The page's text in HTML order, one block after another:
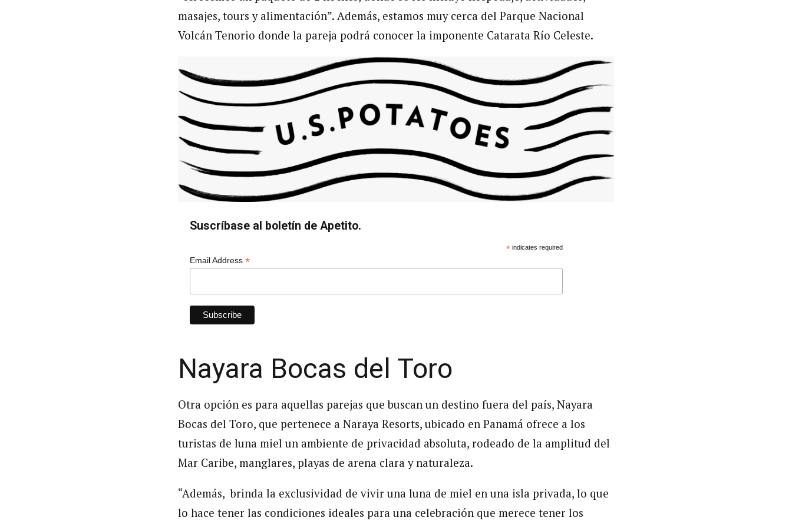
masajes, tours y alimentación”. Además, estamos muy cerca del Parque Nacional
Volcán Tenorio donde la pareja podrá conocer la imponente Catarata Río Celeste.
Suscríbase al boletín de Apetito.
*indicates required
Email Address *
Nayara Bocas del Toro
Otra opción es para aquellas parejas que buscan un destino fuera del país, Nayara
Bocas del Toro, que pertenece a Naraya Resorts, ubicado en Panamá ofrece a los
turistas de luna miel un ambiente de privacidad absoluta, rodeado de la amplitud del
Mar Caribe, manglares, playas de arena clara y naturaleza.
“Además, brinda la exclusividad de vivir una luna de miel en una isla privada, lo que
lo hace tener las condiciones ideales para una celebración que merece tener los